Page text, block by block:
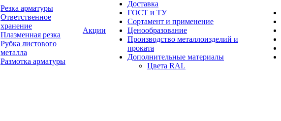
Резка арматуры
Ответственное
хранение
Плазменная резка
Рубка листового
металла
Размотка арматуры
Акции
Доставка
ГОСТ и ТУ
Сортамент и применение
Ценообразование
Производство металлоизделий и
проката
Дополнительные материалы
Цвета RAL